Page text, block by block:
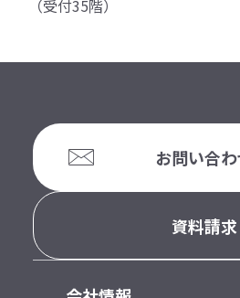
（受付35階）
お問い合
資料請求